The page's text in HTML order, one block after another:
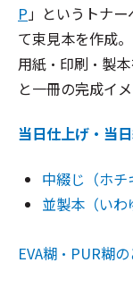
P」というトナ
て束見本を作成。
用紙・印刷・製
と一冊の完成イ
当日仕上げ・当
中綴じ（ホチ
並製本（いわ
EVA糊・PUR糊